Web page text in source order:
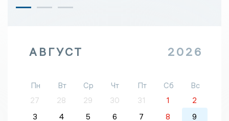
АВГУСТ 2026
Пн Вт Ср Чт Пт Сб
Вс
27
28 29 30 31 1
2
3
4 5 6 7 8 9